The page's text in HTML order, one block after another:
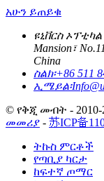
አሁን ይጠይቁ
ዩኒቨርስ
Mansion፣
China
ስልክ፡+86 511
ኢሜይል፡
© የቅጂ መብት -
መመሪያ - 苏ICP备
ትኩስ ምርቶች
የጣቢያ ካርታ
ከፍተኛ ጦማር